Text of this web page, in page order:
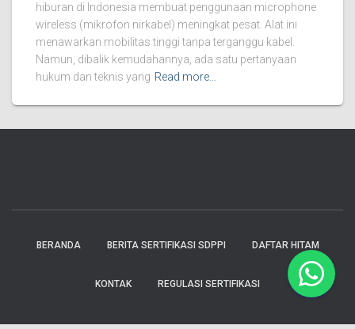
hiburan di Indonesia membuat penggunaan microphone
wireless (mikrofon nirkabel) meningkat pesat. Alat ini
menawarkan mobilitas tinggi tanpa terganggu kabel.
Namun, dibalik kemudahannya, ada satu pertanyaan
hukum dan teknis yang Read more…
BERANDA BERITA SERTIFIKASI SDPPI DAFTAR HITAM
KONTAK REGULASI SERTIFIKASI